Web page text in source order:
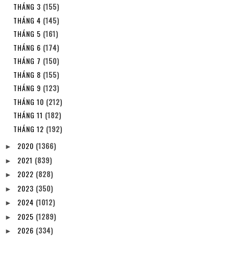
THÁNG 3 (155)
THÁNG 4 (145)
THÁNG 5 (161)
THÁNG 6 (174)
THÁNG 7 (150)
THÁNG 8 (155)
THÁNG 9 (123)
THÁNG 10 (212)
THÁNG 11 (182)
THÁNG 12 (192)
► 2020 (1366)
► 2021 (839)
► 2022 (828)
► 2023 (350)
► 2024 (1012)
► 2025 (1289)
► 2026 (334)